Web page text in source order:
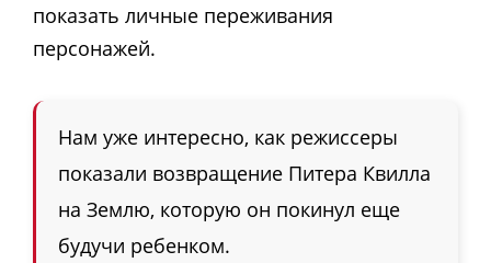
показать личные переживания
персонажей.
Нам уже интересно, как режиссеры
показали возвращение Питера Квилла
на Землю, которую он покинул еще
будучи ребенком.